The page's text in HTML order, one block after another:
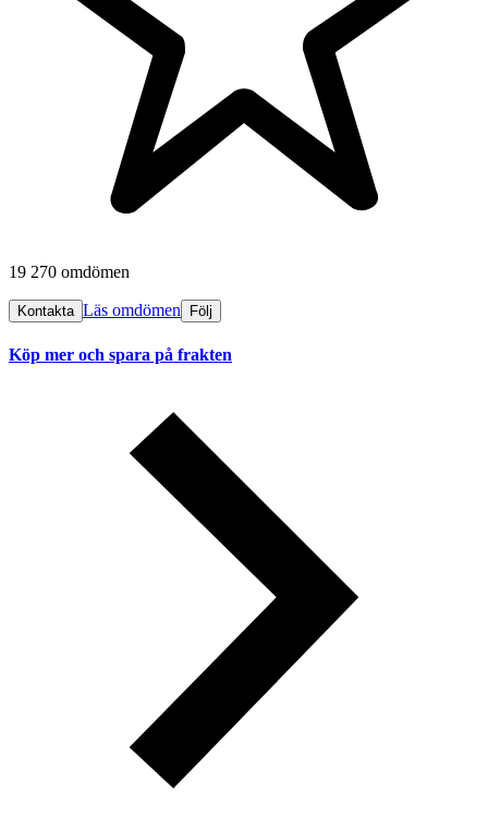
19 270 omdömen
Kontakta Läs omdömen Följ
Köp mer och spara på frakten